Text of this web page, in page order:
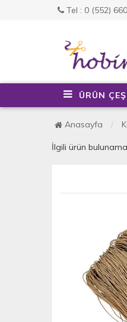
Tel : 0 (552)
ÜRÜN
Anasayfa
İlgili ürün